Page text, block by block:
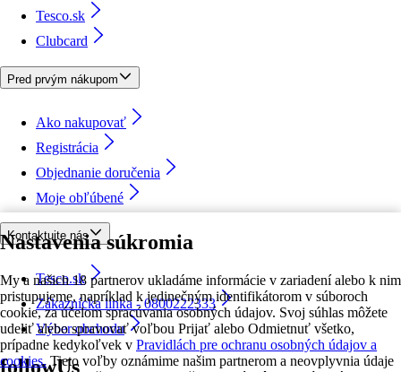
Nastavenia súkromia
My a našich 18 partnerov ukladáme informácie v zariadení alebo k nim
pristupujeme, napríklad k jedinečným identifikátorom v súboroch
cookie, za účelom spracúvania osobných údajov. Svoj súhlas môžete
udeliť alebo spravovať voľbou Prijať alebo Odmietnuť všetko,
prípadne kedykoľvek v Pravidlách pre ochranu osobných údajov a
cookies. Tieto voľby oznámime našim partnerom a neovplyvnia údaje
Tesco.sk
Clubcard
Pred prvým nákupom
Ako nakupovať
Registrácia
Objednanie doručenia
Moje obľúbené
Kontaktujte nás
Tesco.sk
Zákaznícka linka - 0800222333
Výber obchodu
followUs